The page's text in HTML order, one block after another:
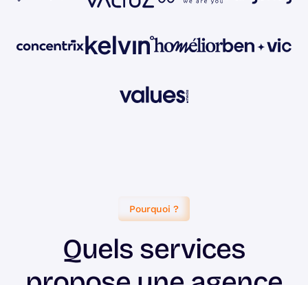
Pourquoi ?
Quels services